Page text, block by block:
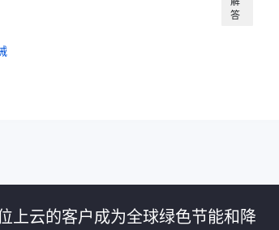
答
上云的客户成为全球绿色节能和降